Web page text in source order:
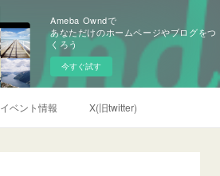
Ameba Owndで
あなただけのホームページやブログをつ
くろう
今すぐ試す
イベント情報 X(旧twitter)